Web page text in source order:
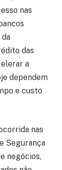
nas
das
a
dependem
e custo
nas
Segurança
negócios,